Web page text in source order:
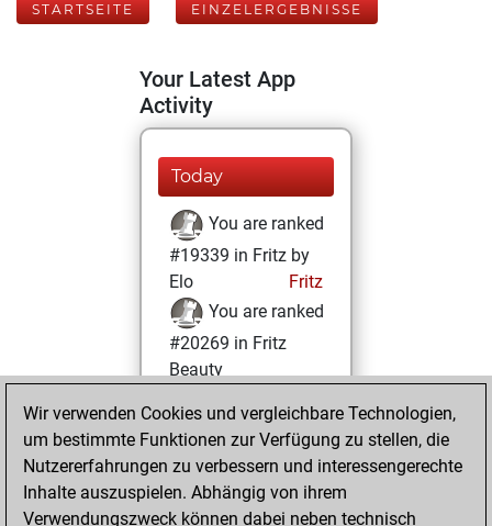
STARTSEITE EINZELERGEBNISSE
Your Latest App
Activity
Today
You are ranked
#19339 in Fritz by
Elo
Fritz
You are ranked
#20269 in Fritz
Beauty
Donnerstag,
November 14,
2024
You achieved a
Wir verwenden Cookies und vergleichbare Technologien,
um bestimmte Funktionen zur Verfügung zu stellen, die
Nutzererfahrungen zu verbessern und interessengerechte
Inhalte auszuspielen. Abhängig von ihrem
Verwendungszweck können dabei neben technisch